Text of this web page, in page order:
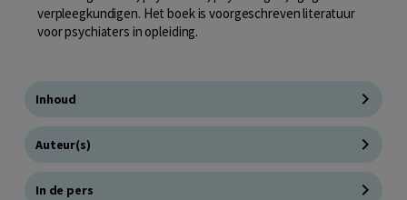
verpleegkundigen. Het boek is voorgeschreven literatuur
voor psychiaters in opleiding.
Inhoud
Auteur(s)
In de pers